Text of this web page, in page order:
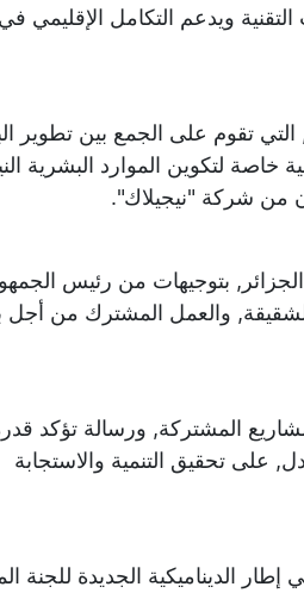
التقنية ويدعم التكامل الإقليمي
تقوم على الجمع بين تطوير
خاصة لتكوين الموارد البشرية
من شركة "نيجيلاك".
بتوجيهات من رئيس
والعمل المشترك من أجل
المشتركة, ورسالة تؤكد
على تحقيق التنمية والاستجابة
الديناميكية الجديدة للجنة